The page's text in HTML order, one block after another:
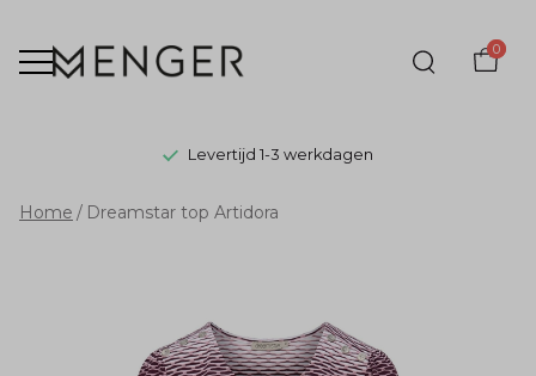
0
Levertijd 1-3 werkdagen
Dreamstar
Artidora
Home Dreamstar top Artidora